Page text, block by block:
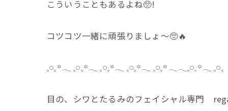
こういうこともあるよね🥺!
コツコツ一緒に頑張りましょ〜🥺🔥
𓈒𓏸𓈒꙳𓂃 𓈒𓏸𓈒꙳𓂃 𓈒𓏸𓈒꙳𓂃 𓈒𓏸𓈒꙳𓂃 𓈒𓏸𓈒꙳𓂃𓂃𓈒𓏸𓈒꙳𓂃 𓈒𓏸𓈒
目の、シワとたるみのフェイシャル専門